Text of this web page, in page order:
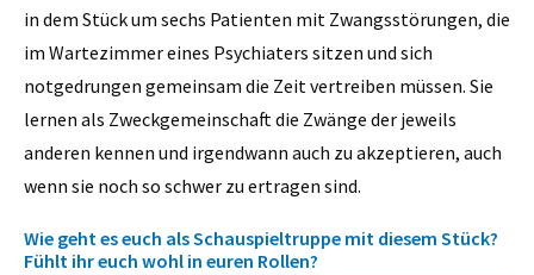
in dem Stück um sechs Patienten mit Zwangsstörungen, die
im Wartezimmer eines Psychiaters sitzen und sich
notgedrungen gemeinsam die Zeit vertreiben müssen. Sie
lernen als Zweckgemeinschaft die Zwänge der jeweils
anderen kennen und irgendwann auch zu akzeptieren, auch
wenn sie noch so schwer zu ertragen sind.
Wie geht es euch als Schauspieltruppe mit diesem Stück?
Fühlt ihr euch wohl in euren Rollen?